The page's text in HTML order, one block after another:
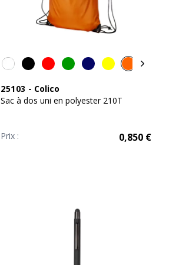
25103 - Colico
Sac à dos uni en polyester 210T
Prix : 0,850€